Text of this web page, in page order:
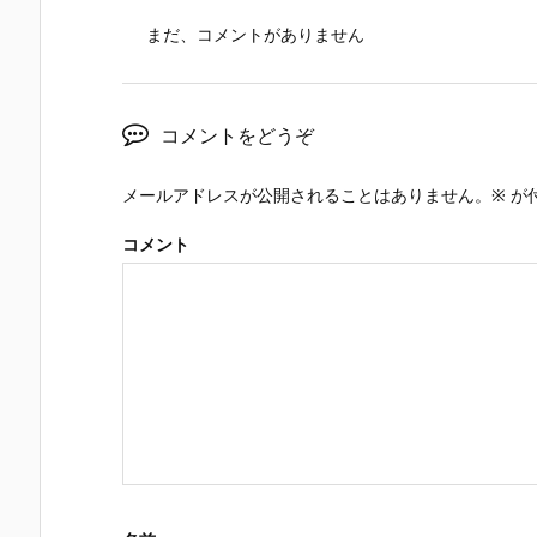
まだ、コメントがありません
コメントをどうぞ
メールアドレスが公開されることはありません。 ※ が
コメント